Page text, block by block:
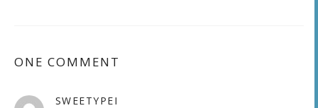
ONE COMMENT
SWEETYPEI